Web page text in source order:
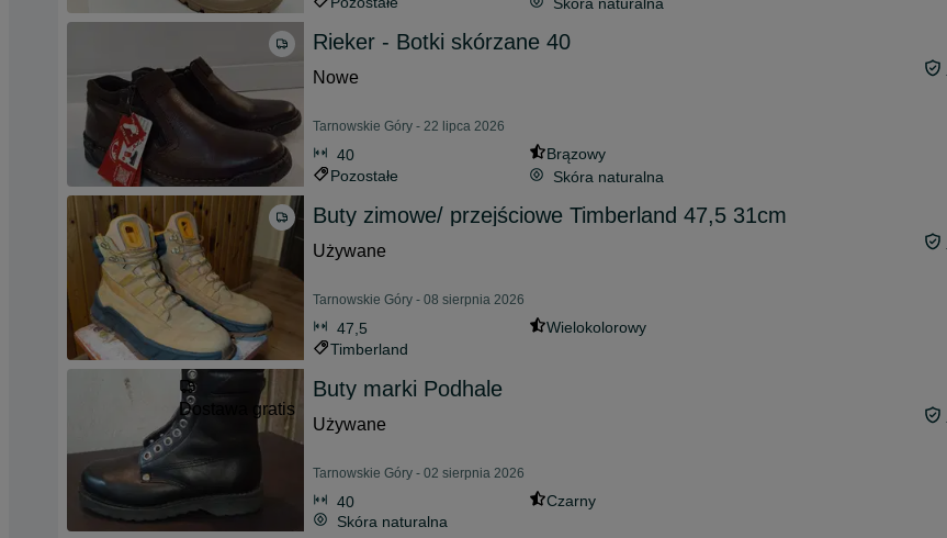
Rieker - Botki skórzane 40
Nowe
Tarnowskie Góry - 22 lipca 2026
40
Brązowy
Pozostałe
Skóra naturalna
Buty zimowe/ przejściowe Timberland 47,5 31cm
Używane
Tarnowskie Góry - 08 sierpnia 2026
47,5
Wielokolorowy
Timberland
Dostawa gratis
Buty marki Podhale
Używane
Tarnowskie Góry - 02 sierpnia 2026
40
Czarny
Skóra naturalna